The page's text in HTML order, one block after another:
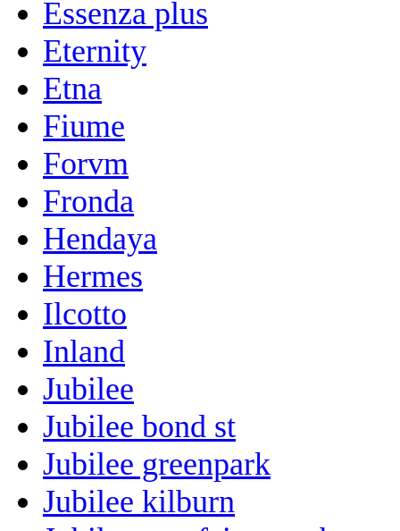
Essenza plus
Eternity
Etna
Fiume
Forvm
Fronda
Hendaya
Hermes
Ilcotto
Inland
Jubilee
Jubilee bond st
Jubilee greenpark
Jubilee kilburn